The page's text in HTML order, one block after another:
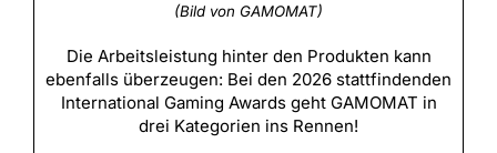
(Bild von GAMOMAT)
Die Arbeitsleistung hinter den Produkten kann
ebenfalls überzeugen: Bei den 2026 stattfindenden
International Gaming Awards geht GAMOMAT in
drei Kategorien ins Rennen!